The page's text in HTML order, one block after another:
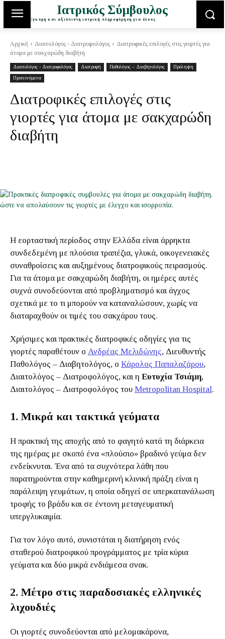
Ιατρικός Σύμβουλος
Έγκυρη και αξιόπιστη ιατρική πληροφόρηση για όλους
Αρχική Διαιτολόγος - Διατροφολόγος
Διατροφικές επιλογές στις γιορτές για
άτομα με σακχαρώδη διαβήτη
Διαιτολόγος - Διατροφολόγος Διατροφή Παθολόγος – Διαβητολόγος
Πρόληψη
Προτεινόμενα
Διατροφικές επιλογές στις
γιορτές για άτομα με σακχαρώδη
διαβήτη
Η εορταστική περίοδος στην Ελλάδα είναι άρρηκτα
συνδεδεμένη με πλούσια τραπέζια, γλυκά, οικογενειακές
συναθροίσεις και αυξημένους διατροφικούς πειρασμούς.
Για τα άτομα με σακχαρώδη διαβήτη, οι ημέρες αυτές
συχνά συνοδεύονται από προβληματισμό και άγχος
σχετικά με το τι μπορούν να καταναλώσουν, χωρίς να
διαταραχθούν οι τιμές του σακχάρου τους.
Χρήσιμες και πρακτικές διατροφικές οδηγίες για τις
γιορτές παραθέτουν ο Ανδρέας Μελιδώνης, Διευθυντής
Παθολόγος – Διαβητολόγος, ο Κάρολος Παπαλαζάρου,
Διαιτολόγος – Διατροφολόγος, και η Ευτυχία Τσιάμη,
Διαιτολόγος – Διατροφολόγος του Metropolitan Hospital.
1. Μικρά και τακτικά γεύματα
Η πρακτική της αποχής από το φαγητό κατά τη διάρκεια
της ημέρας με σκοπό ένα «πλούσιο» βραδινό γεύμα δεν
ενδείκνυται. Ένα από τα συχνότερα λάθη που
παρατηρούνται στην καθημερινή κλινική πράξη είναι η
παράλειψη γευμάτων, η οποία οδηγεί σε υπερκατανάλωση
τροφής το βράδυ και σε έντονη μεταγευματική
υπεργλυκαιμία.
Για τον λόγο αυτό, συνιστάται η διατήρηση ενός
σταθερού διατροφικού προγράμματος με τρία κύρια
γεύματα και δύο μικρά ενδιάμεσα σνακ.
2. Μέτρο στις παραδοσιακές ελληνικές
λιχουδιές
Οι γιορτές συνοδεύονται από μελομακάρονα,